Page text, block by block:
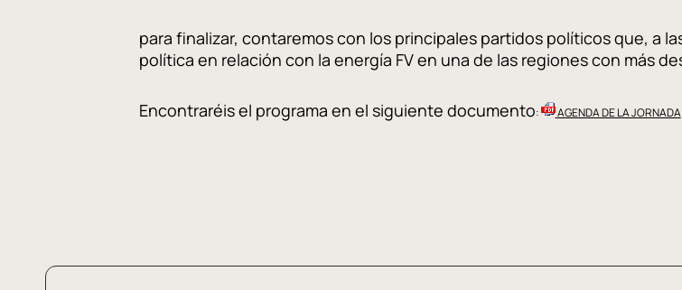
para finalizar, contaremos con los principales partidos políticos que, a
política en relación con la energía FV en una de las regiones con más
Encontraréis el programa en el siguiente documento: AGENDA DE LA JORNADA